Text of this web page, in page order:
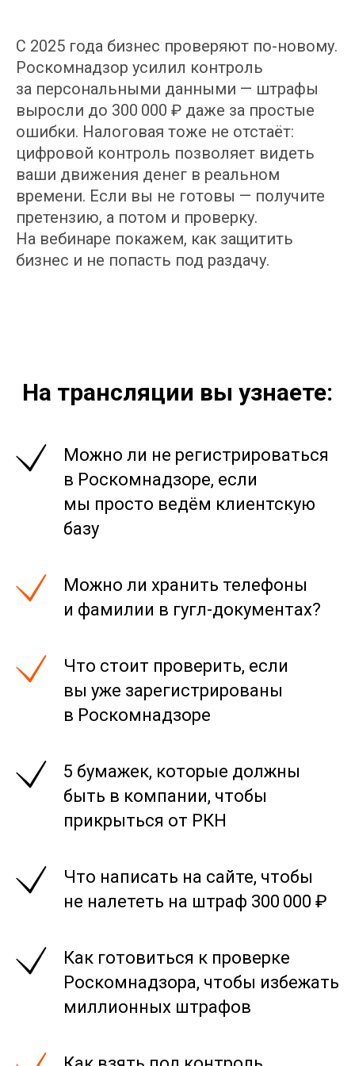
С 2025 года бизнес проверяют по-новому.
Роскомнадзор усилил контроль
за персональными данными — штрафы
выросли до 300 000 ₽ даже за простые
ошибки. Налоговая тоже не отстаёт:
цифровой контроль позволяет видеть
ваши движения денег в реальном
времени. Если вы не готовы — получите
претензию, а потом и проверку.
На вебинаре покажем, как защитить
бизнес и не попасть под раздачу.
На трансляции вы узнаете:
Можно ли не регистрироваться
в Роскомнадзоре, если
мы просто ведём клиентскую
базу
Можно ли хранить телефоны
и фамилии в гугл-документах?
Что стоит проверить, если
вы уже зарегистрированы
в Роскомнадзоре
5 бумажек, которые должны
быть в компании, чтобы
прикрыться от РКН
Что написать на сайте, чтобы
не налететь на штраф 300 000 ₽
Как готовиться к проверке
Роскомнадзора, чтобы избежать
миллионных штрафов